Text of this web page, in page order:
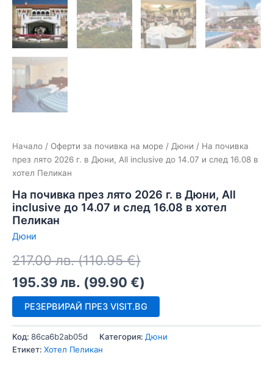
Начало / Оферти за почивка на море / Дюни / На почивка
през лято 2026 г. в Дюни, Аll inclusive до 14.07 и след 16.08 в
хотел Пеликан
На почивка през лято 2026 г. в Дюни, Аll
inclusive до 14.07 и след 16.08 в хотел
Пеликан
Дюни
217.00лв. (110.95€)
195.39лв. (99.90 €)
РЕЗЕРВИРАЙ ПРЕЗ VISIT.BG
Код: 86ca6b2ab05d Категория: Дюни
Етикет: Хотел Пеликан